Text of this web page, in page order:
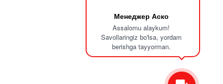
Менеджер Аско
Assalomu alaykum!
Savollaringiz bo'lsa, yordam
berishga tayyorman.